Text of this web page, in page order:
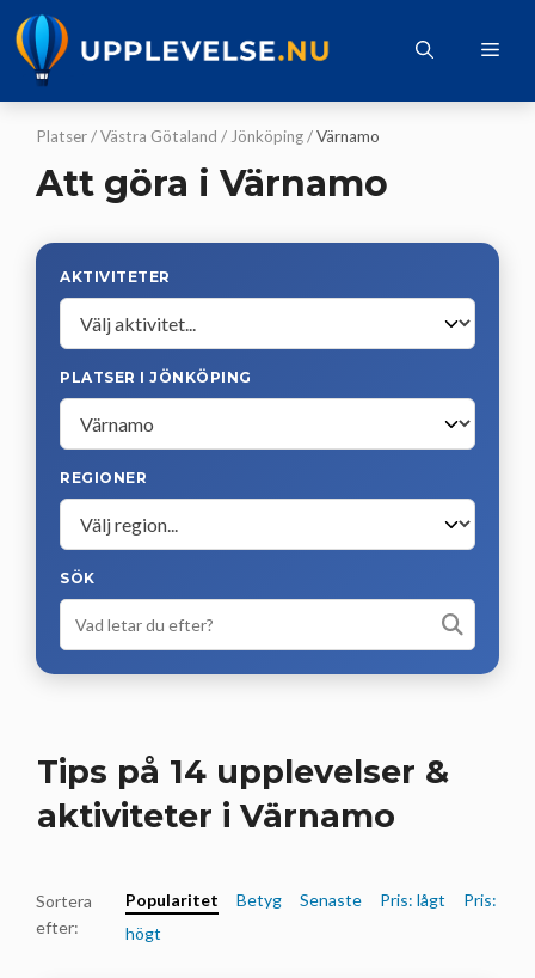
Hoppa
till
innehåll
Platser/Västra Götaland / Jönköping/Värnamo
Att göra i Värnamo
AKTIVITETER
PLATSER I JÖNKÖPING
REGIONER
SÖK
Tips på 14 upplevelser &
aktiviteter i Värnamo
Sortera
efter:
Popularitet Betyg Senaste Pris: lågt
Pris:
högt